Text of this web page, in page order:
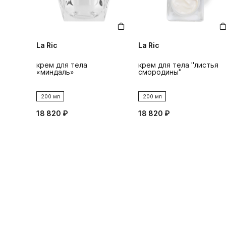
La Ric
крем для тела
«миндаль»
200 мл
18 820 ₽
La Ric
крем для тела "листья
смородины"
200 мл
18 820 ₽